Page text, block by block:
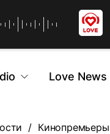
Love News